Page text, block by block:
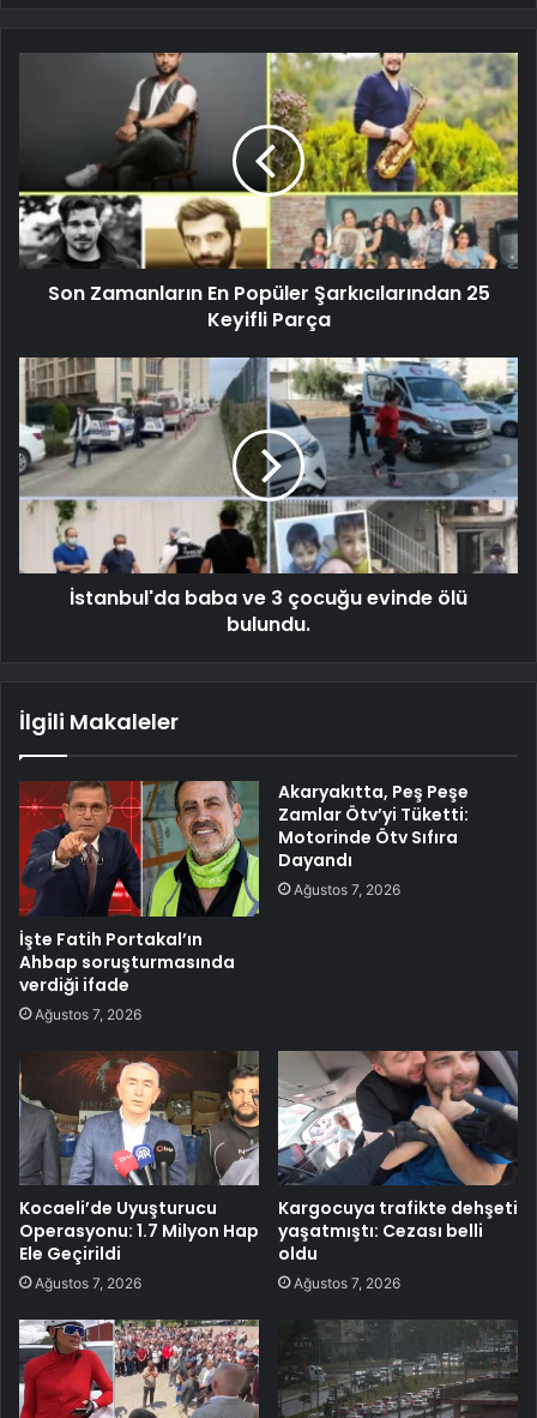
Son Zamanların En Popüler Şarkıcılarından 25
Keyifli Parça
İstanbul'da baba ve 3 çocuğu evinde ölü
bulundu.
İlgili Makaleler
İşte Fatih Portakal’ın
Ahbap soruşturmasında
verdiği ifade
Ağustos 7, 2026
Akaryakıtta, Peş Peşe
Zamlar Ötv’yi Tüketti:
Motorinde Ötv Sıfıra
Dayandı
Ağustos 7, 2026
Kocaeli’de Uyuşturucu
Operasyonu: 1.7 Milyon Hap
Ele Geçirildi
Ağustos 7, 2026
Kargocuya trafikte dehşeti
yaşatmıştı: Cezası belli
oldu
Ağustos 7, 2026